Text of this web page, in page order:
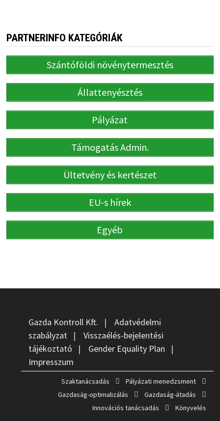
PARTNERINFO KATEGÓRIÁK
Szántóföldi növénytermesztés
Állattenyésztés
Pályázat
Támogatás Admin.
Ültetvény és kertészet
EU-s hírek
Egyéb
Gazda Kontroll Kft. | Adatvédelmi
szabályzat| Visszaélés-bejelentési
tájékoztató | Gender Equality Plan |
Impresszum
Szaktanácsadás
Pályázati menedzsment
Gazdaság-optimalizálás
Gazdaság-átadás
Innovációs tanácsadás
Könyvelés